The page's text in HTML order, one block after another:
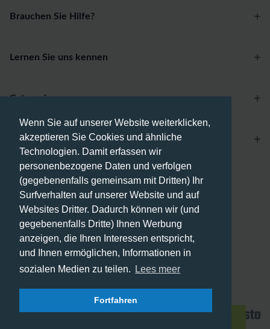
Wenn Sie auf unserer Website weiterklicken,
akzeptieren Sie Cookies und ähnliche
Technologien. Damit erfassen wir
personenbezogene Daten und verfolgen
(gegebenenfalls gemeinsam mit Dritten) Ihr
Surfverhalten auf unserer Website und auf
Websites Dritter. Dadurch können wir (und
gegebenenfalls Dritte) Ihnen Werbung
anzeigen, die Ihren Interessen entspricht,
und Ihnen ermöglichen, Informationen in
sozialen Medien zu teilen.
Lees meer
Fortfahren
Brauchen Sie Hilfe?
Lernen Sie uns kennen
Zahlungsmethoden
Versandmethoden
Categories
Account
© 2026 - Phone City | DE.